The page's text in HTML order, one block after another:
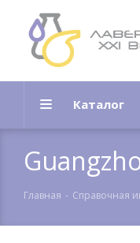
Каталог
Главная - Справочная